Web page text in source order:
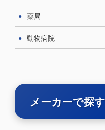
薬局
動物病院
メーカーで探す